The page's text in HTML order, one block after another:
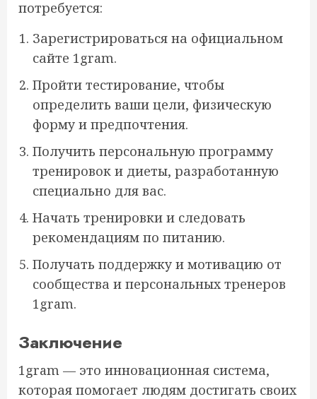
потребуется:
Зарегистрироваться на официальном
сайте 1gram.
Пройти тестирование, чтобы
определить ваши цели, физическую
форму и предпочтения.
Получить персональную программу
тренировок и диеты, разработанную
специально для вас.
Начать тренировки и следовать
рекомендациям по питанию.
Получать поддержку и мотивацию от
сообщества и персональных тренеров
1gram.
Заключение
1gram — это инновационная система,
которая помогает людям достигать своих